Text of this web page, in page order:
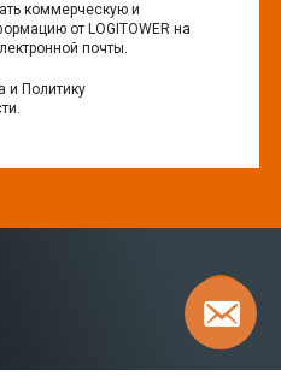
коммерческую и
от LOGITOWER на
почты.
и Политику